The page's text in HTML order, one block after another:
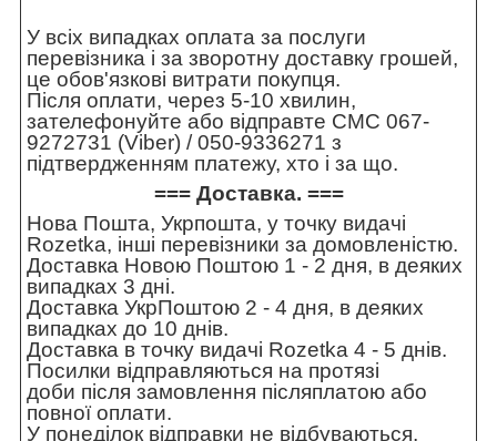
У всіх випадках оплата за послуги
перевізника і за зворотну доставку грошей,
це обов'язкові витрати покупця.
Після оплати, через 5-10 хвилин,
зателефонуйте або відправте СМС 067-
9272731 (Viber) / 050-9336271 з
підтвердженням платежу, хто і за що.
=== Доставка. ===
Нова Пошта, Укрпошта, у точку видачі
Rozetka, інші перевізники за домовленістю.
Доставка Новою Поштою 1 - 2 дня, в деяких
випадках 3 дні.
Доставка УкрПоштою 2 - 4 дня, в деяких
випадках до 10 днів.
Доставка в точку видачі Rozetka 4 - 5 днів.
Посилки відправляються на протязі
доби після замовлення післяплатою або
повної оплати.
У понеділок відправки не відбуваються,